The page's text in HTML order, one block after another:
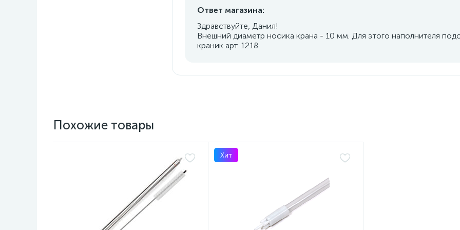
Ответ магазина:
Здравствуйте, Данил!
Внешний диаметр носика крана - 10 мм. Для этого наполнителя
краник арт. 1218.
Похожие товары
Хит